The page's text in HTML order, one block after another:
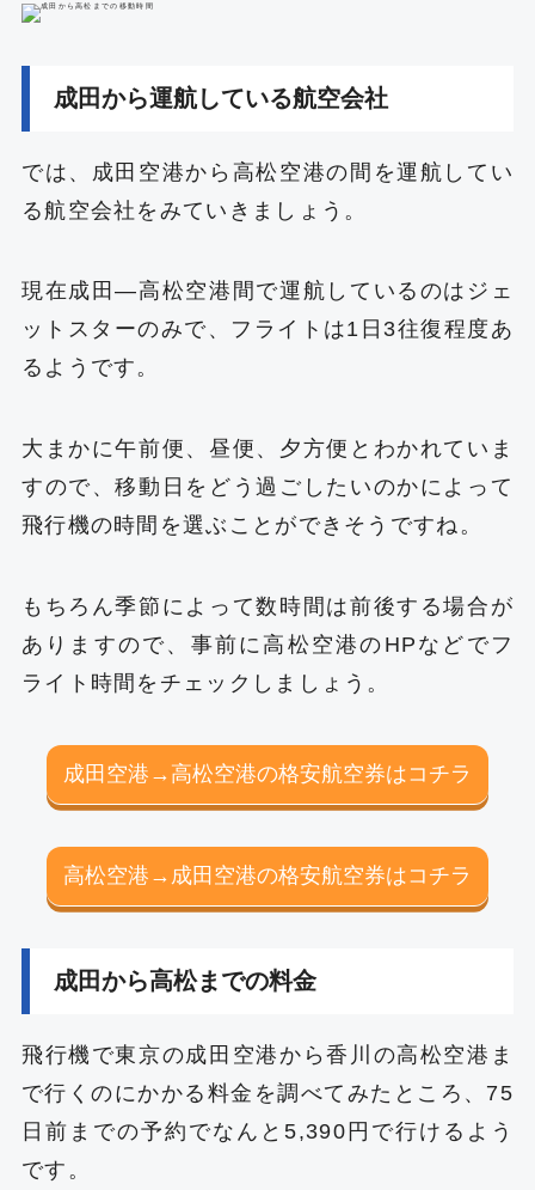
成田から運航している航空会社
では、成田空港から高松空港の間を運航してい
る航空会社をみていきましょう。
現在成田―高松空港間で運航しているのはジェ
ットスターのみで、フライトは1日3往復程度あ
るようです。
大まかに午前便、昼便、夕方便とわかれていま
すので、移動日をどう過ごしたいのかによって
飛行機の時間を選ぶことができそうですね。
もちろん季節によって数時間は前後する場合が
ありますので、事前に高松空港のHPなどでフ
ライト時間をチェックしましょう。
成田空港→高松空港の格安航空券はコチラ
高松空港→成田空港の格安航空券はコチラ
成田から高松までの料金
飛行機で東京の成田空港から香川の高松空港ま
で行くのにかかる料金を調べてみたところ、75
日前までの予約でなんと5,390円で行けるよう
です。